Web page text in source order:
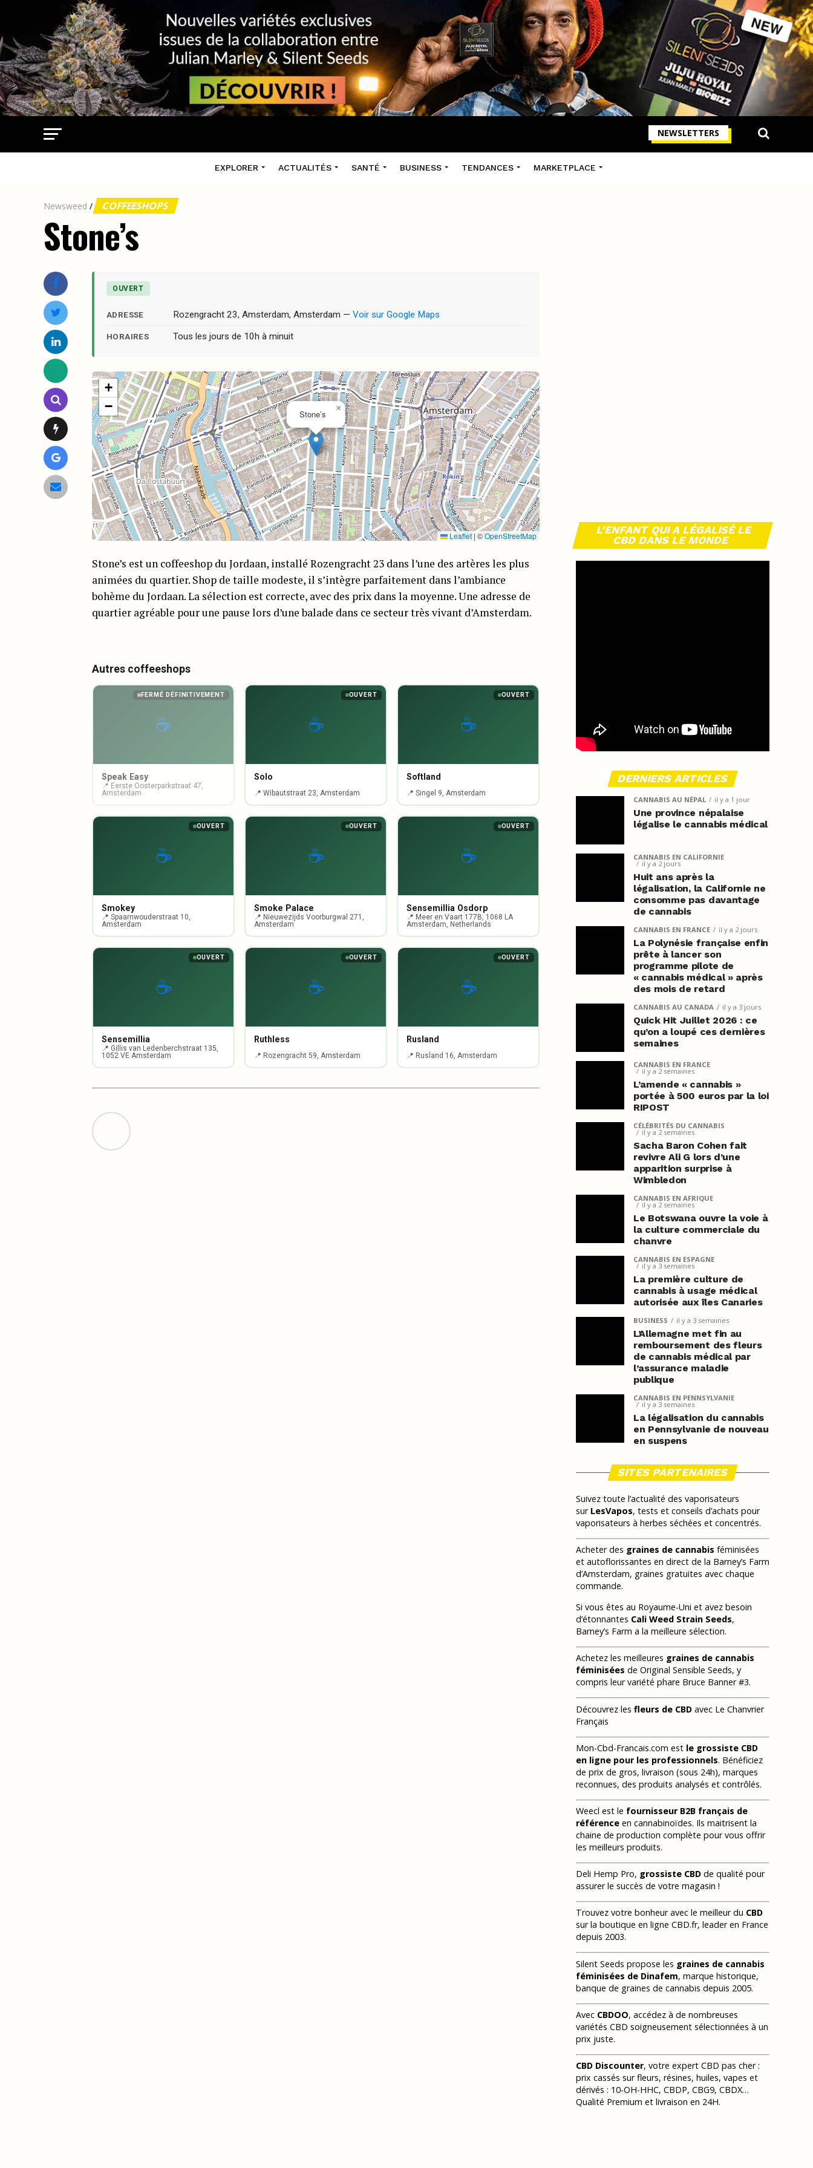
NEWSLETTERS
EXPLORER ACTUALITÉS SANTÉ BUSINESS TENDANCES MARKETPLACE
Newsweed / COFFEESHOPS
Stone’s
OUVERT
ADRESSE Rozengracht 23, Amsterdam, Amsterdam — Voir sur Google Maps
HORAIRES Tous les jours de 10h à minuit
Stone’s
×
+
−
Leaflet | ©OpenStreetMap
Stone’s est un coffeeshop du Jordaan, installé Rozengracht 23 dans l’une des artères les plus
animées du quartier. Shop de taille modeste, il s’intègre parfaitement dans l’ambiance
bohème du Jordaan. La sélection est correcte, avec des prix dans la moyenne. Une adresse de
quartier agréable pour une pause lors d’une balade dans ce secteur très vivant d’Amsterdam.
Autres coffeeshops
☕
FERMÉ DÉFINITIVEMENT
Speak Easy
📍 Eerste Oosterparkstraat 47,
Amsterdam
☕
OUVERT
Solo
📍 Wibautstraat 23, Amsterdam
☕
OUVERT
Softland
📍 Singel 9, Amsterdam
☕
OUVERT
Smokey
📍 Spaarnwouderstraat 10,
Amsterdam
☕
OUVERT
Smoke Palace
📍 Nieuwezijds Voorburgwal 271,
Amsterdam
☕
OUVERT
Sensemillia Osdorp
📍 Meer en Vaart 177B, 1068 LA
Amsterdam, Netherlands
☕
OUVERT
Sensemillia
📍 Gillis van Ledenberchstraat 135,
1052 VE Amsterdam
☕
OUVERT
Ruthless
📍 Rozengracht 59, Amsterdam
☕
OUVERT
Rusland
📍 Rusland 16, Amsterdam
L’ENFANT QUI A LÉGALISÉ LE
CBD DANS LE MONDE
DERNIERS ARTICLES
CANNABIS AU NÉPAL il y a 1 jour
Une province népalaise
légalise le cannabis médical
CANNABIS EN CALIFORNIE
il y a 2 jours
Huit ans après la
légalisation, la Californie ne
consomme pas davantage
de cannabis
CANNABIS EN FRANCE il y a 2 jours
La Polynésie française enfin
prête à lancer son
programme pilote de
« cannabis médical » après
des mois de retard
CANNABIS AU CANADA il y a 3 jours
Quick Hit Juillet 2026 : ce
qu’on a loupé ces dernières
semaines
CANNABIS EN FRANCE
il y a 2 semaines
L’amende « cannabis »
portée à 500 euros par la loi
RIPOST
CÉLÉBRITÉS DU CANNABIS
il y a 2 semaines
Sacha Baron Cohen fait
revivre Ali G lors d’une
apparition surprise à
Wimbledon
CANNABIS EN AFRIQUE
il y a 2 semaines
Le Botswana ouvre la voie à
la culture commerciale du
chanvre
CANNABIS EN ESPAGNE
il y a 3 semaines
La première culture de
cannabis à usage médical
autorisée aux îles Canaries
BUSINESS il y a 3 semaines
L’Allemagne met fin au
remboursement des fleurs
de cannabis médical par
l’assurance maladie
publique
CANNABIS EN PENNSYLVANIE
il y a 3 semaines
La légalisation du cannabis
en Pennsylvanie de nouveau
en suspens
SITES PARTENAIRES
Suivez toute l’actualité des vaporisateurs
sur LesVapos, tests et conseils d’achats pour
vaporisateurs à herbes séchées et concentrés.
Acheter des graines de cannabis féminisées
et autoflorissantes en direct de la Barney’s Farm
d’Amsterdam, graines gratuites avec chaque
commande.
Si vous êtes au Royaume-Uni et avez besoin
d’étonnantes Cali Weed Strain Seeds,
Barney’s Farm a la meilleure sélection.
Achetez les meilleures graines de cannabis
féminisées de Original Sensible Seeds, y
compris leur variété phare Bruce Banner #3.
Découvrez les fleurs de CBD avec Le Chanvrier
Français
Mon-Cbd-Francais.com est le grossiste CBD
en ligne pour les professionnels. Bénéficiez
de prix de gros, livraison (sous 24h), marques
reconnues, des produits analysés et contrôlés.
Weecl est le fournisseur B2B français de
référence en cannabinoïdes. Ils maitrisent la
chaine de production complète pour vous offrir
les meilleurs produits.
Deli Hemp Pro, grossiste CBD de qualité pour
assurer le succès de votre magasin !
Trouvez votre bonheur avec le meilleur du CBD
sur la boutique en ligne CBD.fr, leader en France
depuis 2003.
Silent Seeds propose les graines de cannabis
féminisées de Dinafem, marque historique,
banque de graines de cannabis depuis 2005.
Avec CBDOO, accédez à de nombreuses
variétés CBD soigneusement sélectionnées à un
prix juste.
CBD Discounter, votre expert CBD pas cher :
prix cassés sur fleurs, résines, huiles, vapes et
dérivés : 10-OH-HHC, CBDP, CBG9, CBDX…
Qualité Premium et livraison en 24H.